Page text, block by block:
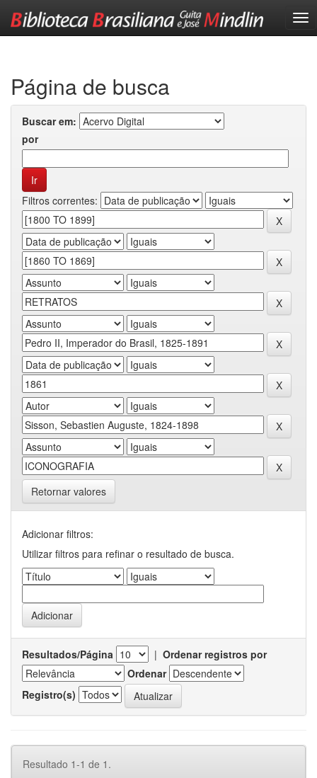
Página de busca
Buscar em:
por
Filtros correntes:
Retornar valores
Adicionar filtros:
Utilizar filtros para refinar o resultado de busca.
Resultados/Página | Ordenar registros por
Ordenar
Registro(s)
Resultado 1-1 de 1.